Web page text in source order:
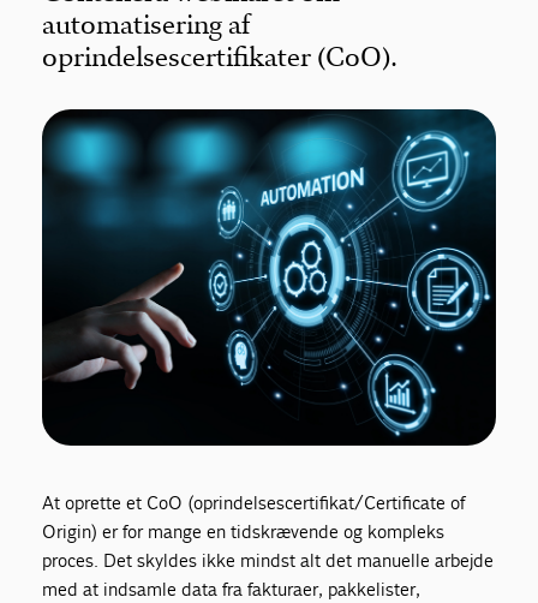
automatisering af
oprindelsescertifikater (CoO).
At oprette et CoO (oprindelsescertifikat/Certificate of
Origin) er for mange en tidskrævende og kompleks
proces. Det skyldes ikke mindst alt det manuelle arbejde
med at indsamle data fra fakturaer, pakkelister,